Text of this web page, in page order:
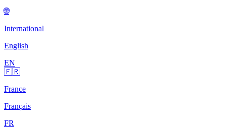
🌐
International
English
EN
🇫🇷
France
Français
FR